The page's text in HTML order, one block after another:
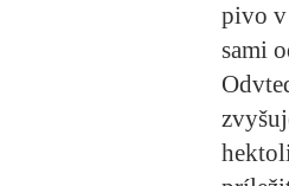
pivo v
sami